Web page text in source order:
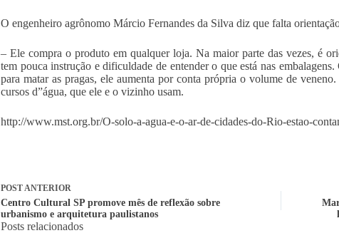
O engenheiro agrônomo Márcio Fernandes da Silva diz que falta
– Ele compra o produto em qualquer loja. Na maior parte das vezes, é
tem pouca instrução e dificuldade de entender o que está nas
para matar as pragas, ele aumenta por conta própria o volume de
cursos d”água, que ele e o vizinho usam.
http://www.mst.org.br/O-solo-a-agua-e-o-ar-de-cidades-do-Rio-estao-
POSTANTERIOR
Centro Cultural SP promove mês de reflexão sobre
urbanismo e arquitetura paulistanos
Posts relacionados